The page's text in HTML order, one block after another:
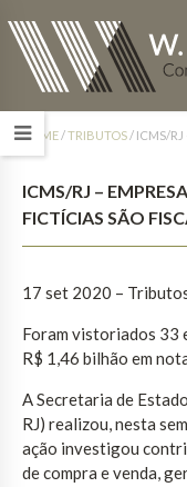
HOME/TRIBUTOS/ ICMS/RJ
ICMS/RJ –
FICTÍCIAS SÃO
17 set 2020 –
Foram vistoriados 33
R$ 1,46 bilhão em
A Secretaria de
RJ) realizou, nesta
ação investigou
de compra e venda,